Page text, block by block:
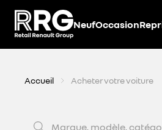
NeufOccasion
Accueil Acheter votre voiture